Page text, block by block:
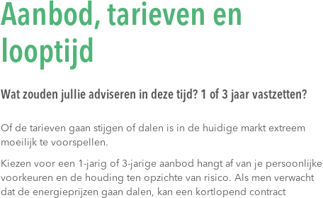
Aanbod, tarieven en
looptijd
Wat zouden jullie adviseren in deze tijd? 1 of 3 jaar vastzetten?
Of de tarieven gaan stijgen of dalen is in de huidige markt extreem
moeilijk te voorspellen.
Kiezen voor een 1-jarig of 3-jarige aanbod hangt af van je persoonlijke
voorkeuren en de houding ten opzichte van risico. Als men verwacht
dat de energieprijzen gaan dalen, kan een kortlopend contract